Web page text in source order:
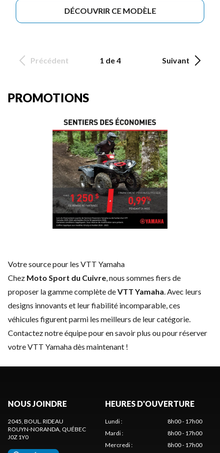
DÉCOUVRIR CE MODÈLE
Précédent 1 de 4 Suivant
PROMOTIONS
Votre source pour les VTT Yamaha
Chez Moto Sport du Cuivre, nous sommes fiers de
proposer la gamme complète deVTT Yamaha. Avec leurs
designs innovants et leur fiabilité incomparable, ces
véhicules figurent parmi les meilleurs de leur catégorie.
Contactez notre équipepour en savoir plus ou pour réserver
votre VTT Yamaha dès maintenant !
NOUS JOINDRE
2045, BOUL. RIDEAU
ROUYN-NORANDA, QUÉBEC
J0Z 1Y0
HEURES D'OUVERTURE
Lundi:
8h00 - 17h00
Mardi:
8h00 - 17h00
Mercredi: 8h00 - 17h00